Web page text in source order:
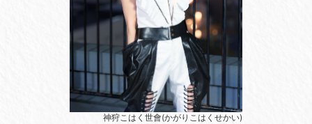
神狩こはく世會(かがりこはくせかい)